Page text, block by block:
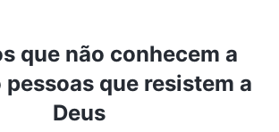
que não conhecem a
pessoas que resistem a
Deus